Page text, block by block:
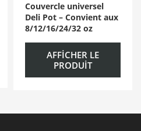
Couvercle universel
Deli Pot – Convient aux
8/12/16/24/32 oz
AFFICHER LE
PRODUIT